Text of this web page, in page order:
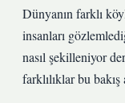
Dünyanın farklı
insanları
nasıl şekilleniyor
farklılıklar bu